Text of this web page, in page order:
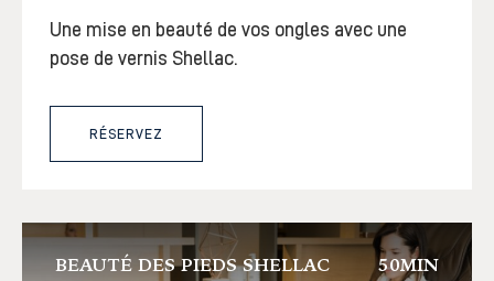
Une mise en beauté de vos ongles avec une
pose de vernis Shellac.
RÉSERVEZ
BEAUTÉ DES PIEDS SHELLAC 50MIN